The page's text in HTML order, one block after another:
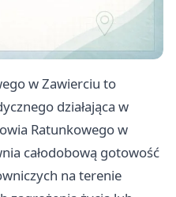
w Zawierciu to
działająca w
Ratunkowego w
całodobową gotowość
na terenie